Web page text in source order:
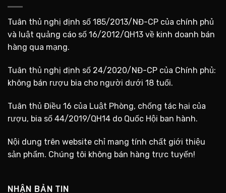
Tuân thủ nghị định số 185/2013/NĐ-CP của chính phủ
và luật quảng cáo số 16/2012/QH13 về kinh doanh bán
hàng qua mạng.
Tuân thủ nghị định số 24/2020/NĐ-CP của Chính phủ:
không bán rượu bia cho người dưới 18 tuổi.
Tuân thủ Điều 16 của Luật Phòng, chống tác hại của
rượu, bia số 44/2019/QH14 do Quốc Hội ban hành.
Nội dung trên website chỉ mang tính chất giới thiệu
sản phẩm. Chúng tôi không bán hàng trực tuyến!
NHẬN BẢN TIN